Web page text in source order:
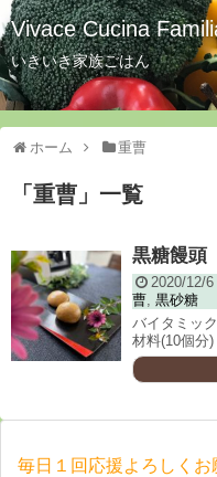
Vivace Cucina
いきいき家族ごはん
ホーム 重曹
「 重曹 」 一覧
黒糖饅頭
2020/12/6
曹, 黒砂糖
バイタミッ
材料(10個
毎日１回応援よろしくお